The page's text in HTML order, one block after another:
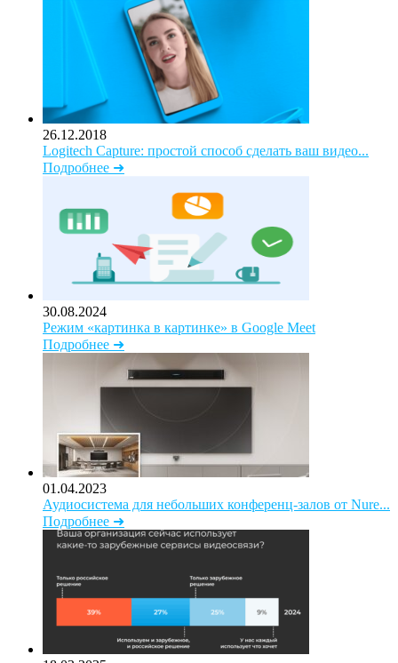
26.12.2018
Logitech Capture: простой способ сделать ваш видео...
Подробнее ➜
30.08.2024
Режим «картинка в картинке» в Google Meet
Подробнее ➜
01.04.2023
Аудиосистема для небольших конференц-залов от Nure...
Подробнее ➜